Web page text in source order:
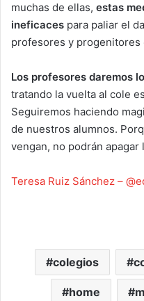
muchas de ellas, estas
ineficaces para paliar el
profesores y progenitores
Los profesores daremos
tratando la vuelta al cole
Seguiremos haciendo
de nuestros alumnos.
vengan, no podrán
Teresa Ruiz Sánchez –
colegios
home